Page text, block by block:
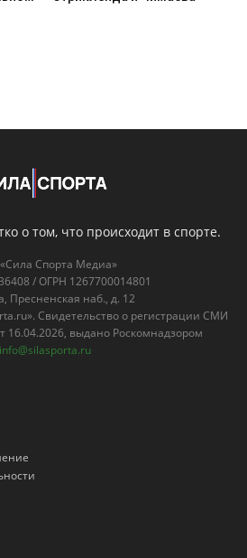
о том, что происходит в спорте.
Спорта Медиа»
/ ОГРН 1267700014801
Пресненская наб., д. 12
Свидетельство о регистрации СМИ
выдано Роскомнадзором
info@silasporta.ru